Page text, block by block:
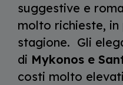
suggestive e
molto richieste,
stagione. Gli
di Mykonos e
costi molto